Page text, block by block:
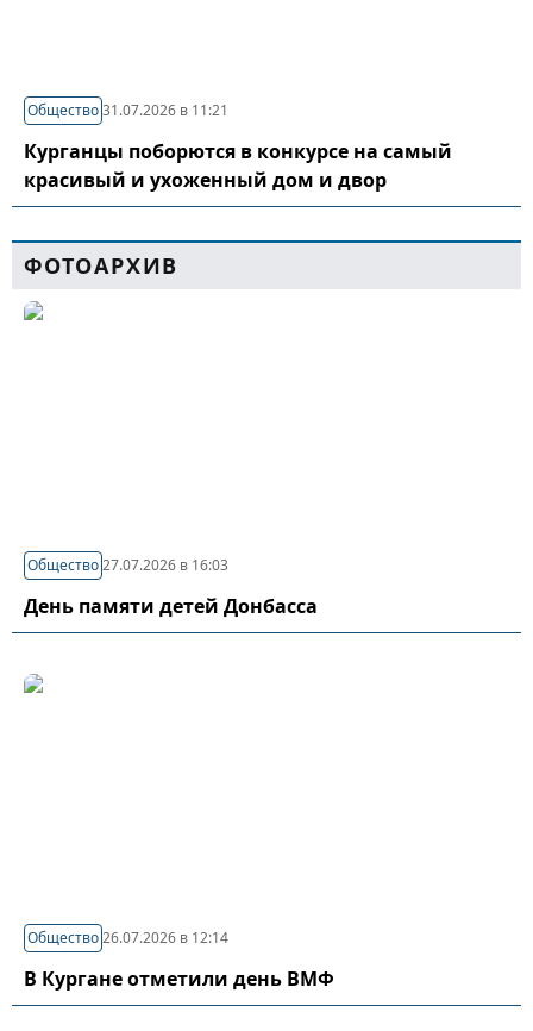
Общество31.07.2026 в 11:21
Курганцы поборются в конкурсе на самый
красивый и ухоженный дом и двор
ФОТОАРХИВ
Общество27.07.2026 в 16:03
День памяти детей Донбасса
Общество26.07.2026 в 12:14
В Кургане отметили день ВМФ